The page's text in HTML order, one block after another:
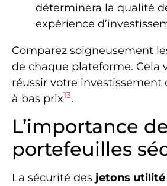
déterminera la qualité
expérience
Comparez soigneusement
de chaque plateforme. Cela
réussir votre investissement
à bas prix13.
L’importance
portefeuilles
La sécurité des jetons utilité